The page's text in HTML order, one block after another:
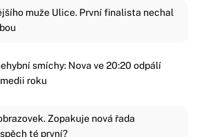
muže Ulice. První finalista nechal
smíchy: Nova ve 20:20 odpálí
roku
Zopakuje nová řada
té první?